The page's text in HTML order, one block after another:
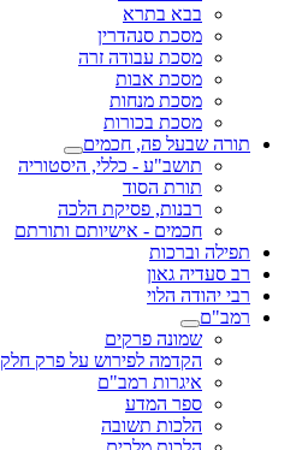
בבא בתרא
מסכת סנהדרין
מסכת עבודה זרה
מסכת אבות
מסכת מנחות
מסכת בכורות
תורה שבעל פה, חכמים
תושב"ע - כללי, היסטוריה
תורת הסוד
רבנות, פסיקת הלכה
חכמים - אישיותם ותורתם
תפילה וברכות
רב סעדיה גאון
רבי יהודה הלוי
רמב"ם
שמונה פרקים
הקדמה לפירוש על פרק חלק
איגרות רמב"ם
ספר המדע
הלכות תשובה